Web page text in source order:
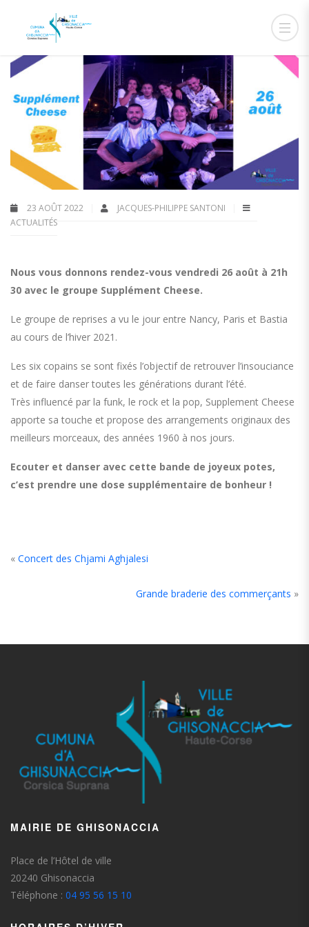
23 AOÛT 2022
JACQUES-PHILIPPE SANTONI
ACTUALITÉS
Nous vous donnons rendez-vous vendredi 26 août à 21h
30 avec le groupe Supplément Cheese.
Le groupe de reprises a vu le jour entre Nancy, Paris et Bastia
au cours de l’hiver 2021.
Les six copains se sont fixés l’objectif de retrouver l’insouciance
et de faire danser toutes les générations durant l’été.
Très influencé par la funk, le rock et la pop, Supplement Cheese
apporte sa touche et propose des arrangements originaux des
meilleurs morceaux, des années 1960 à nos jours.
Ecouter et danser avec cette bande de joyeux potes,
c’est prendre une dose supplémentaire de bonheur !
« Concert des Chjami Aghjalesi
Grande braderie des commerçants »
MAIRIE DE GHISONACCIA
Place de l’Hôtel de ville
20240 Ghisonaccia
Téléphone : 04 95 56 15 10